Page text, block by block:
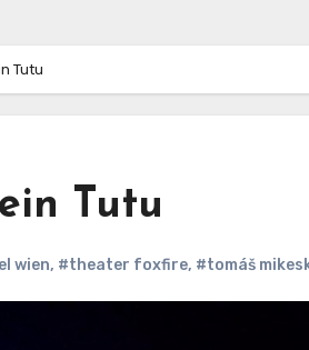
Tutu
Tutu
wien, #theater foxfire, #tomáš